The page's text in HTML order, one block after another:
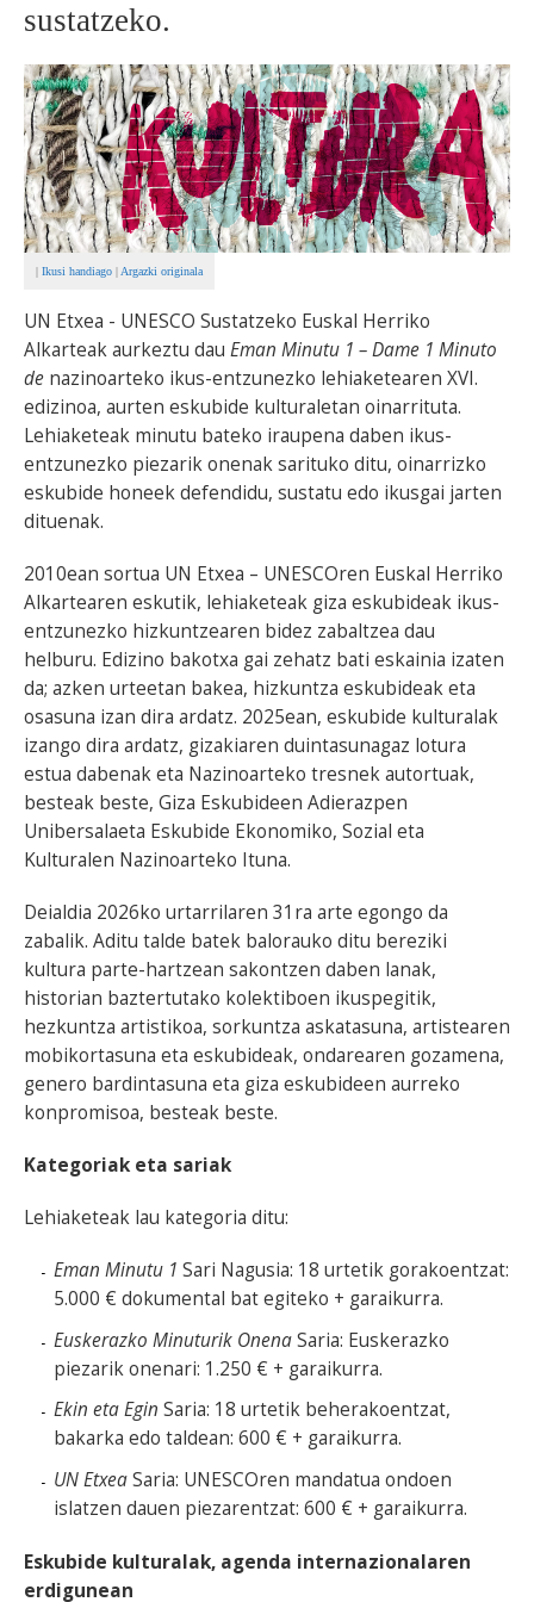
ARGAZKIAK
... AUKERA GEHIAGO
sustatzeko.
| Ikusi handiago | Argazki originala
UN Etxea - UNESCO Sustatzeko Euskal Herriko
Alkarteak aurkeztu dau Eman Minutu 1 – Dame 1 Minuto
de nazinoarteko ikus-entzunezko lehiaketearen XVI.
edizinoa, aurten eskubide kulturaletan oinarrituta.
Lehiaketeak minutu bateko iraupena daben ikus-
entzunezko piezarik onenak sarituko ditu, oinarrizko
eskubide honeek defendidu, sustatu edo ikusgai jarten
dituenak.
2010ean sortua UN Etxea – UNESCOren Euskal Herriko
Alkartearen eskutik, lehiaketeak giza eskubideak ikus-
entzunezko hizkuntzearen bidez zabaltzea dau
helburu. Edizino bakotxa gai zehatz bati eskainia izaten
da; azken urteetan bakea, hizkuntza eskubideak eta
osasuna izan dira ardatz. 2025ean, eskubide kulturalak
izango dira ardatz, gizakiaren duintasunagaz lotura
estua dabenak eta Nazinoarteko tresnek autortuak,
besteak beste, Giza Eskubideen Adierazpen
Unibersalaeta Eskubide Ekonomiko, Sozial eta
Kulturalen Nazinoarteko Ituna.
Deialdia 2026ko urtarrilaren 31ra arte egongo da
zabalik. Aditu talde batek balorauko ditu bereziki
kultura parte-hartzean sakontzen daben lanak,
historian baztertutako kolektiboen ikuspegitik,
hezkuntza artistikoa, sorkuntza askatasuna, artistearen
mobikortasuna eta eskubideak, ondarearen gozamena,
genero bardintasuna eta giza eskubideen aurreko
konpromisoa, besteak beste.
Kategoriak eta sariak
Lehiaketeak lau kategoria ditu:
Eman Minutu 1 Sari Nagusia: 18 urtetik gorakoentzat:
5.000 € dokumental bat egiteko + garaikurra.
Euskerazko Minuturik OnenaSaria: Euskerazko
piezarik onenari: 1.250 € + garaikurra.
Ekin eta Egin Saria: 18 urtetik beherakoentzat,
bakarka edo taldean: 600 € + garaikurra.
UN EtxeaSaria: UNESCOren mandatua ondoen
islatzen dauen piezarentzat: 600 € + garaikurra.
Eskubide kulturalak, agenda internazionalaren
erdigunean